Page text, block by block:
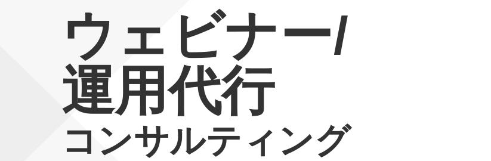
年収エージェント
ミッション・ビジョン・バリュー
代表メッセージ（岩野圭佑）
ウェビナー/
運用代行
コンサルティング